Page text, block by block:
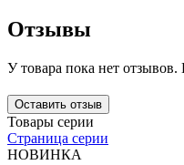
Отзывы
У товара пока нет
Оставить отзыв
Товары серии
Страница серии
НОВИНКА